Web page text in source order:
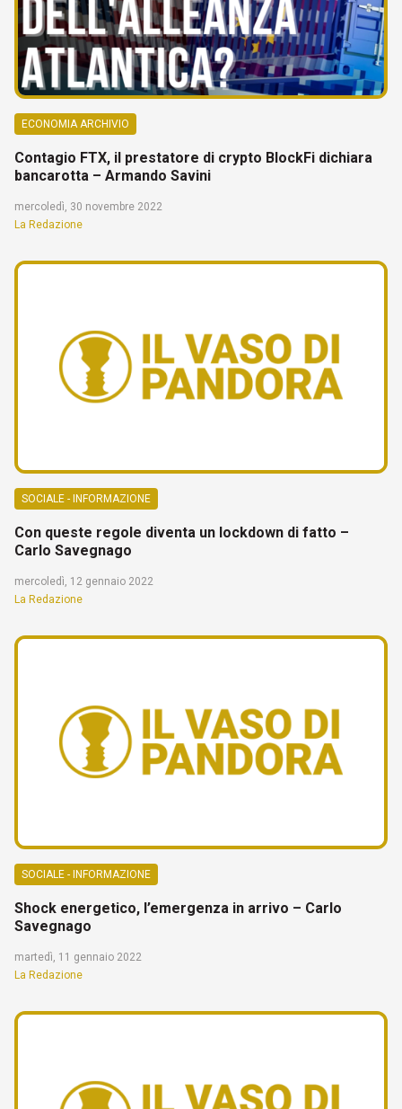
ECONOMIA ARCHIVIO
Contagio FTX, il prestatore di crypto BlockFi dichiara
bancarotta – Armando Savini
mercoledì, 30 novembre 2022
La Redazione
SOCIALE - INFORMAZIONE
Con queste regole diventa un lockdown di fatto –
Carlo Savegnago
mercoledì, 12 gennaio 2022
La Redazione
SOCIALE - INFORMAZIONE
Shock energetico, l’emergenza in arrivo – Carlo
Savegnago
martedì, 11 gennaio 2022
La Redazione